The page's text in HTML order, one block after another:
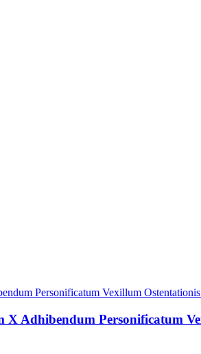
Adhibendum Personificatum